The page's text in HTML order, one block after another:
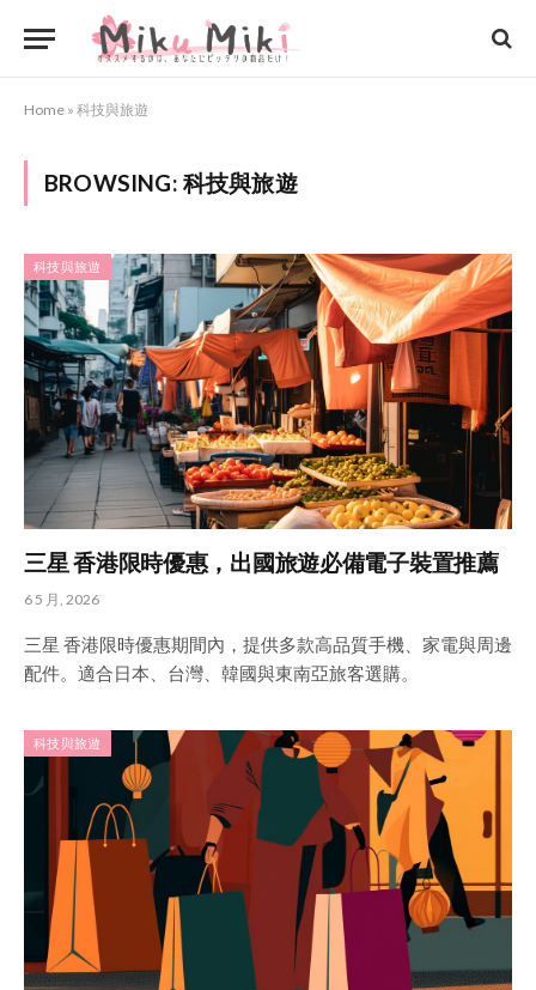
Home » 科技與旅遊
BROWSING: 科技與旅遊
科技與旅遊
三星 香港限時優惠，出國旅遊必備電子裝置推薦
6 5 月, 2026
三星 香港限時優惠期間內，提供多款高品質手機、家電與周邊
配件。適合日本、台灣、韓國與東南亞旅客選購。
科技與旅遊